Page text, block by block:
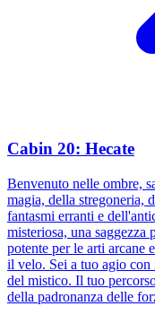
Cabin 20: Hecate
Benvenuto nelle ombre,
magia, della stregoneria,
fantasmi erranti e
misteriosa, una saggezza
potente per le arti arcane
il velo. Sei a tuo agio
del mistico. Il tuo
della padronanza delle